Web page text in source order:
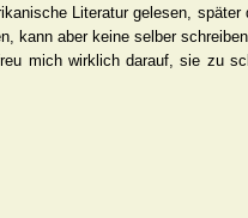
Literatur gelesen, später
kann aber keine selber
mich wirklich darauf, sie zu